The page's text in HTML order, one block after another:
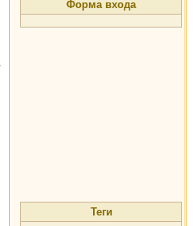
Форма входа
Теги